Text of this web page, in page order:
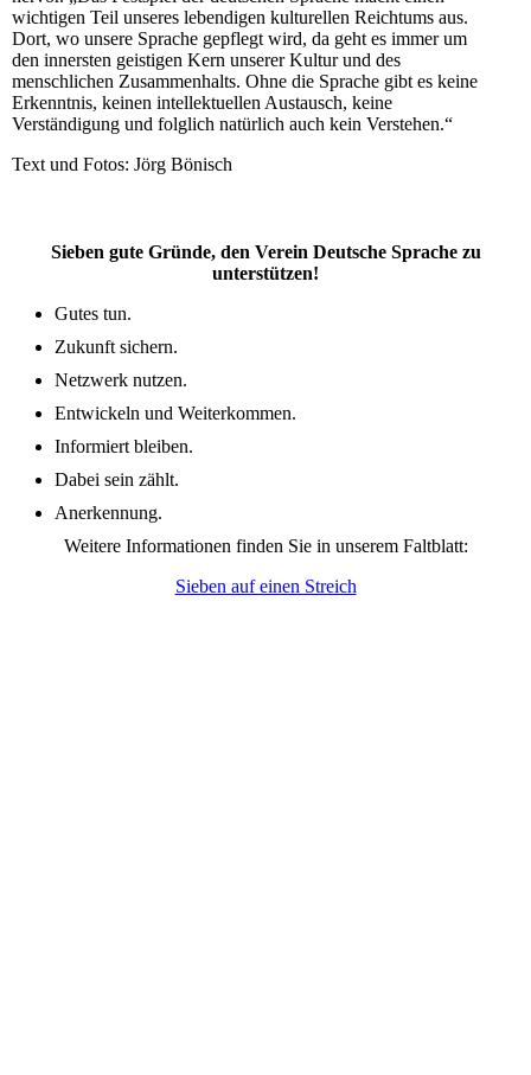
wichtigen Teil unseres lebendigen kulturellen Reichtums aus.
Dort, wo unsere Sprache gepflegt wird, da geht es immer um
den innersten geistigen Kern unserer Kultur und des
menschlichen Zusammenhalts. Ohne die Sprache gibt es keine
Erkenntnis, keinen intellektuellen Austausch, keine
Verständigung und folglich natürlich auch kein Verstehen.“
Text und Fotos: Jörg Bönisch
Sieben gute Gründe, den Verein Deutsche Sprache zu
unterstützen!
Gutes tun.
Zukunft sichern.
Netzwerk nutzen.
Entwickeln und Weiterkommen.
Informiert bleiben.
Dabei sein zählt.
Anerkennung.
Weitere Informationen finden Sie in unserem Faltblatt:
Sieben auf einen Streich